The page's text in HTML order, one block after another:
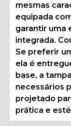
mesmas
equipada
garantir uma
integrada.
Se preferir
ela é
base, a
necessários
projetado
prática e